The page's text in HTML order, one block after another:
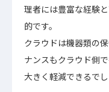
理者には豊富な経験
的です。
クラウドは機器類の
ナンスもクラウド側
大きく軽減できるでし